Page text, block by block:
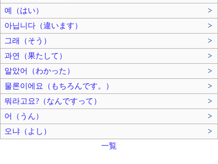
예（はい）
>
아닙니다（違います）
>
그래（そう）
>
과연（果たして）
>
알았어（わかった）
>
물론이에요（もちろんです。）
>
뭐라고요?（なんですって）
>
어（うん）
>
오냐（よし）
>
一覧